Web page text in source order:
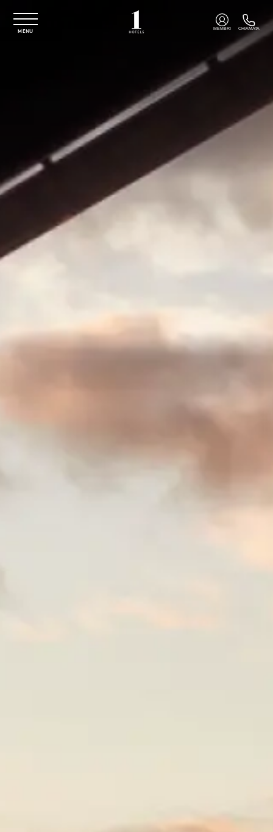
Vai al contenuto principale
MENU
MEMBRI CHIAMATA